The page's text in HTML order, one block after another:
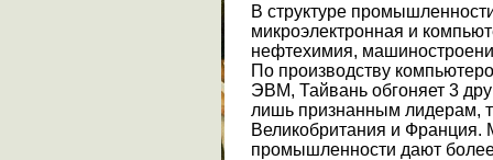
В структуре
микроэлектронная и
нефтехимия,
По производству
ЭВМ, Тайвань обгоняет 3
лишь признанным лидерам,
Великобритания и Франция.
промышленности дают